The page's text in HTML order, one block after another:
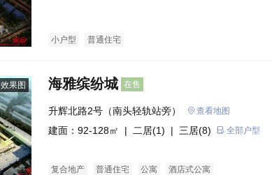
小户型 普通住宅
效果图 海雅缤纷城 在售
升辉北路2号（南头轻轨站旁） 查看地图
建面：92-128㎡ | 二居(1) | 三居(8) 全部户型
复合地产 普通住宅 公寓 酒店式公寓